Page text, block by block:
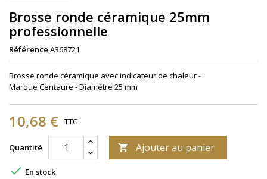
Brosse ronde céramique 25mm
professionnelle
Référence A368721
Brosse ronde céramique avecindicateurde chaleur -
Marque Centaure - Diamètre 25 mm
10,68 € TTC
Quantité  Ajouter au panier
 En stock